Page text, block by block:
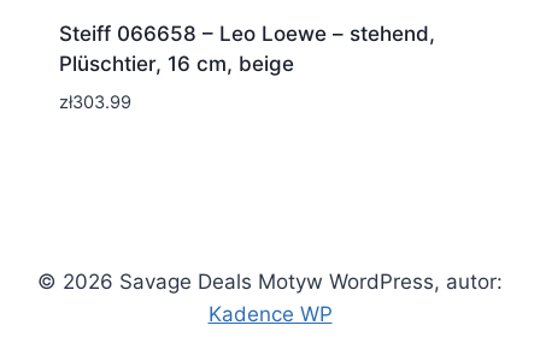
Steiff 066658 – Leo Loewe – stehend,
Plüschtier, 16 cm, beige
zł303.99
© 2026 Savage Deals Motyw WordPress, autor:
Kadence WP